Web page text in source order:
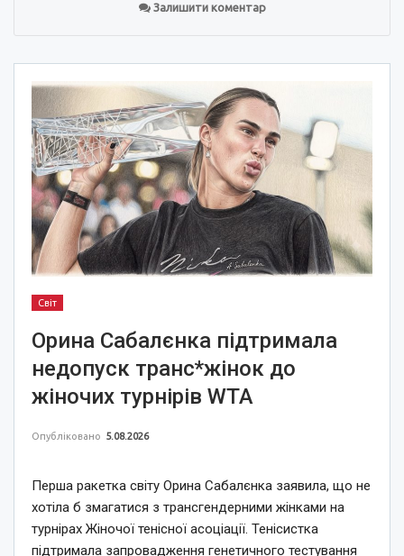
Залишити коментар
Світ
Орина Сабалєнка підтримала
недопуск транс*жінок до
жіночих турнірів WTA
Опубліковано 5.08.2026
Перша ракетка світу Орина Сабалєнка заявила, що не
хотіла б змагатися з трансгендерними жінками на
турнірах Жіночої тенісної асоціації. Тенісистка
підтримала запровадження генетичного тестування